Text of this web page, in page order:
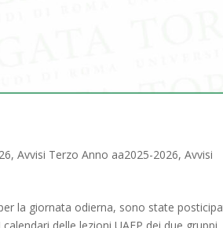
,Avvisi Terzo Anno aa2025-2026,Avvisi
la giornata odierna, sono state